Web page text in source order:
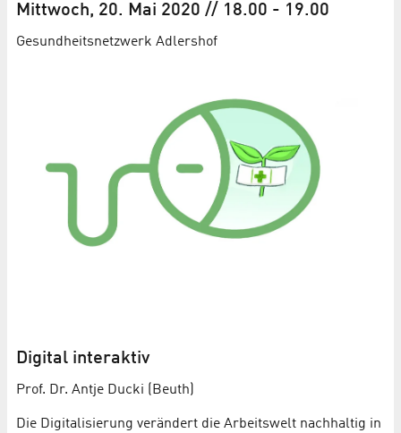
Mittwoch, 20. Mai 2020 // 18.00 - 19.00
Gesundheits­netzwerk Adlershof
Digital interaktiv
Prof. Dr. Antje Ducki (Beuth)
Die Digitalisierung verändert die Arbeitswelt nachhaltig in